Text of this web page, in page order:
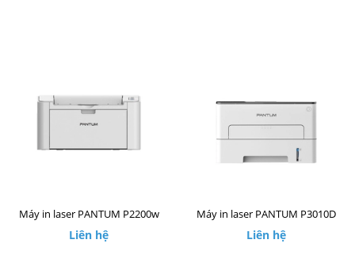
Máy in laser PANTUM P2200w
Liên hệ
Máy in laser PANTUM P3010D
Liên hệ